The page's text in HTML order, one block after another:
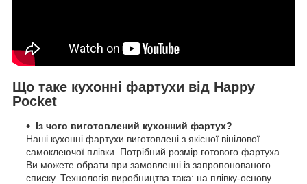
Що таке кухонні фартухи від Happy
Pocket
Із чого виготовлений кухонний фартух?
Наші кухонні фартухи виготовлені з якісної вінілової
самоклеючої плівки. Потрібний розмір готового фартуха
Ви можете обрати при замовленні із запропонованого
списку. Технологія виробництва така: на плівку-основу